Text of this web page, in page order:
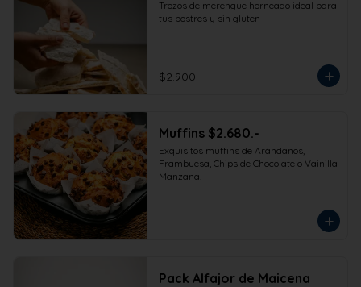
Trozos de merengue horneado ideal para
tus postres y sin gluten
$2.900
Muffins $2.680.-
Exquisitos muffins de Arándanos,
Frambuesa, Chips de Chocolate o Vainilla
Manzana.
Pack Alfajor de Maicena